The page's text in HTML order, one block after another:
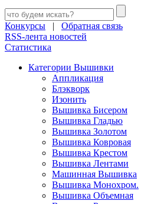
Конкурсы | Обратная связь
RSS-лента новостей
Статистика
Категории Вышивки
Аппликация
Блэкворк
Изонить
Вышивка Бисером
Вышивка Гладью
Вышивка Золотом
Вышивка Ковровая
Вышивка Крестом
Вышивка Лентами
Машинная Вышивка
Вышивка Монохром.
Вышивка Объемная